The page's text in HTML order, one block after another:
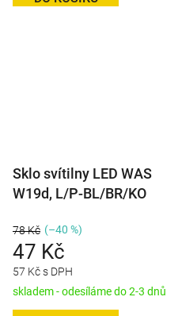
Sklo svítilny LED WAS
W19d, L/P-BL/BR/KO
57 Kč s DPH
47 Kč
78 Kč (–40 %)
skladem - odesíláme do 2-3 dnů